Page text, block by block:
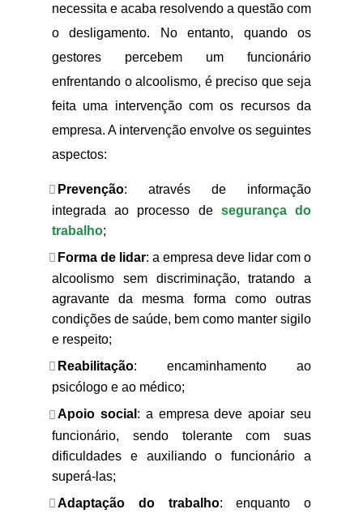
necessita e acaba resolvendo a questão com
o desligamento. No entanto, quando os
gestores percebem um funcionário
enfrentando o alcoolismo, é preciso que seja
feita uma intervenção com os recursos da
empresa. A intervenção envolve os seguintes
aspectos:
Prevenção: através de informação
integrada ao processo de segurança do
trabalho;
Forma de lidar: a empresa deve lidar com o
alcoolismo sem discriminação, tratando a
agravante da mesma forma como outras
condições de saúde, bem como manter sigilo
e respeito;
Reabilitação: encaminhamento ao
psicólogo e ao médico;
Apoio social : a empresa deve apoiar seu
funcionário, sendo tolerante com suas
dificuldades e auxiliando o funcionário a
superá-las;
Adaptação do trabalho: enquanto o